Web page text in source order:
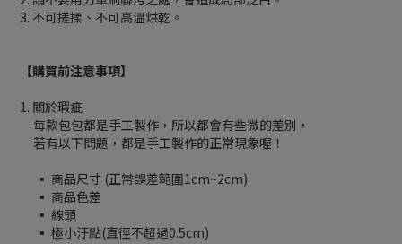
3. 不可搓揉、不可高溫烘乾。
【購買前注意事項】
1. 關於瑕疵
每款包包都是手工製作，所以都會有些微的差別，
若有以下問題，都是手工製作的正常現象喔！
▪ 商品尺寸 (正常誤差範圍1cm~2cm)
▪ 商品色差
▪ 線頭
▪ 極小汙點(直徑不超過0.5cm)